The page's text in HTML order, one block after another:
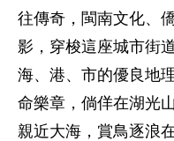
往傳奇，閩南文化、
影，穿梭這座城市街
海、港、市的優良地
命樂章，倘佯在湖光
親近大海，賞鳥逐浪